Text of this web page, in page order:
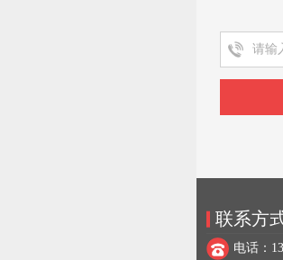
联系方
电话：